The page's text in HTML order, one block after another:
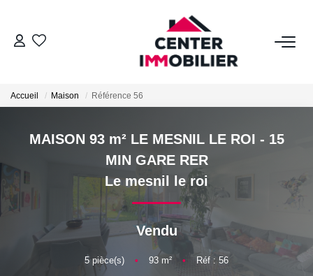
ACHETER
LOUER
Nos Biens
Déposer Un Dossier
Accueil Maison Référence 56
MAISON 93 m² LE MESNIL LE ROI - 15
MIN GARE RER
Le mesnil le roi
Vendu
5pièce(s) • 93 m² • Réf : 56